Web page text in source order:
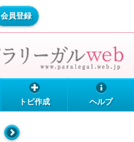
会員登録
トピ作成 ヘルプ